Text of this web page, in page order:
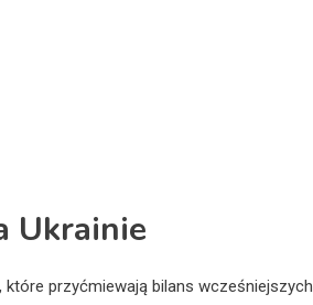
Ukrainie
, które przyćmiewają bilans wcześniejszych